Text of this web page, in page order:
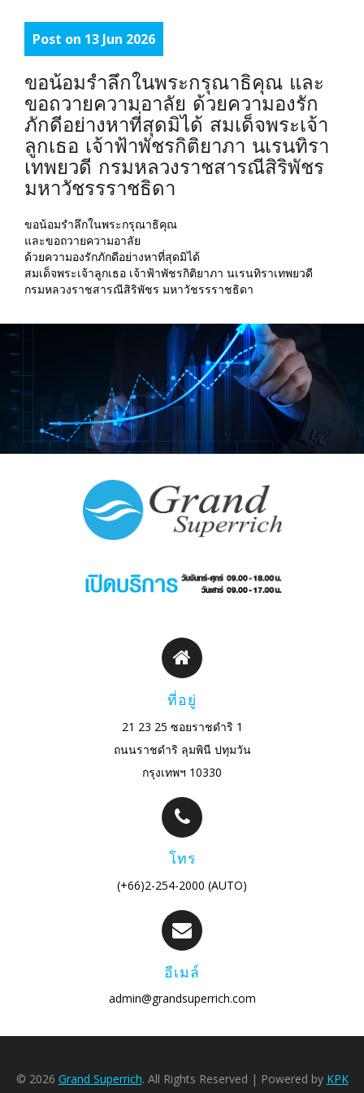
Post on 13 Jun 2026
ขอน้อมรำลึกในพระกรุณาธิคุณ และ
ขอถวายความอาลัย ด้วยความองรัก
ภักดีอย่างหาที่สุดมิได้ สมเด็จพระเจ้า
ลูกเธอ เจ้าฟ้าพัชรกิติยาภา นเรนทิรา
เทพยวดี กรมหลวงราชสารณีสิริพัชร
มหาวัชรรราชธิดา
ขอน้อมรำลึกในพระกรุณาธิคุณ
และขอถวายความอาลัย
ด้วยความองรักภักดีอย่างหาที่สุดมิได้
สมเด็จพระเจ้าลูกเธอ เจ้าฟ้าพัชรกิติยาภา นเรนทิราเทพยวดี
กรมหลวงราชสารณีสิริพัชร มหาวัชรรราชธิดา
ที่อยู่
21 23 25 ซอยราชดำริ 1
ถนนราชดำริ ลุมพินี ปทุมวัน
กรุงเทพฯ 10330
โทร
(+66)2-254-2000 (AUTO)
อีเมล์
admin@grandsuperrich.com
© 2026 Grand Superrich. All Rights Reserved | Powered by KPK